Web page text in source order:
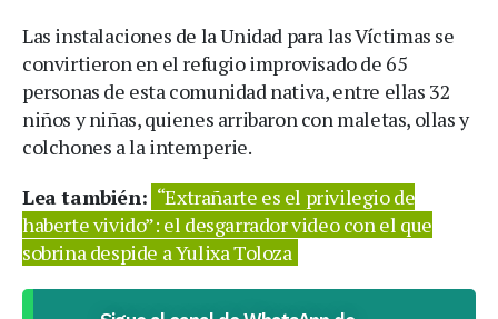
Las instalaciones de la Unidad para las Víctimas se
convirtieron en el refugio improvisado de 65
personas de esta comunidad nativa, entre ellas 32
niños y niñas, quienes arribaron con maletas, ollas y
colchones a la intemperie.
Lea también: “Extrañarte es el privilegio de
haberte vivido”: el desgarrador video con el que
sobrina despide a Yulixa Toloza